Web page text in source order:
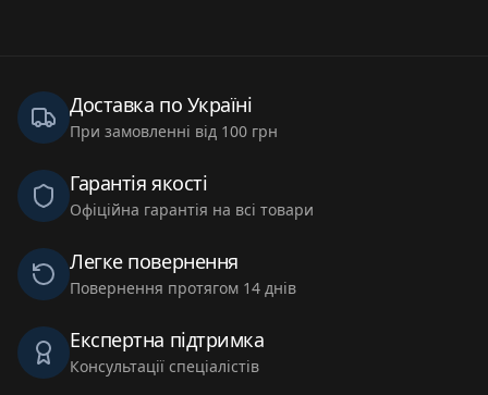
Доставка по Україні
При замовленні від 100 грн
Гарантія якості
Офіційна гарантія на всі товари
Легке повернення
Повернення протягом 14 днів
Експертна підтримка
Консультації спеціалістів